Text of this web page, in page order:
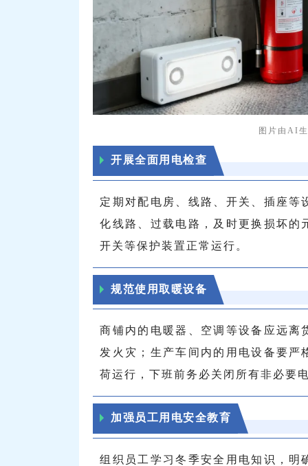
图片由AI
开展全面用电检查
定期对配电房、线路、开关、插座等
化线路、过载电路，及时更换损坏的
开关等保护装置正常运行。
规范使用取暖设备
商铺内的电暖器、空调等设备应远离
发火灾；生产车间内的用电设备要严
荷运行，下班前务必关闭所有非必要
加强员工用电安全教育
组织员工学习冬季安全用电知识，明